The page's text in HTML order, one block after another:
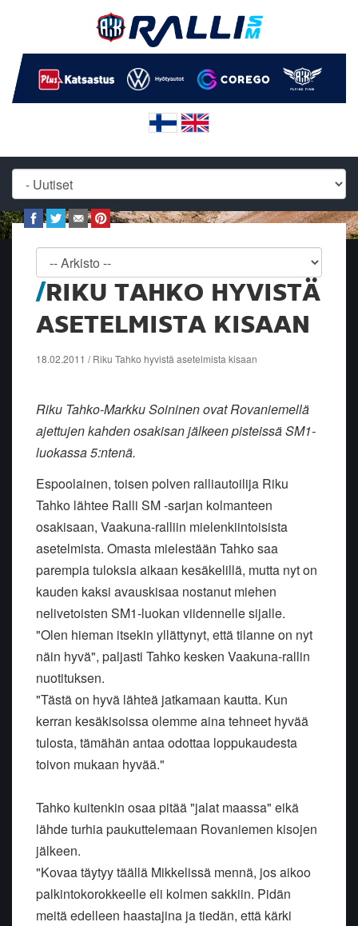
RIKU TAHKO HYVISTÄ
ASETELMISTA KISAAN
18.02.2011 / Riku Tahko hyvistä asetelmista kisaan
Riku Tahko-Markku Soininen ovat Rovaniemellä
ajettujen kahden osakisan jälkeen pisteissä SM1-
luokassa 5:ntenä.
Espoolainen, toisen polven ralliautoilija Riku
Tahko lähtee Ralli SM -sarjan kolmanteen
osakisaan, Vaakuna-ralliin mielenkiintoisista
asetelmista. Omasta mielestään Tahko saa
parempia tuloksia aikaan kesäkelillä, mutta nyt on
kauden kaksi avauskisaa nostanut miehen
nelivetoisten SM1-luokan viidennelle sijalle.
"Olen hieman itsekin yllättynyt, että tilanne on nyt
näin hyvä", paljasti Tahko kesken Vaakuna-rallin
nuotituksen.
"Tästä on hyvä lähteä jatkamaan kautta. Kun
kerran kesäkisoissa olemme aina tehneet hyvää
tulosta, tämähän antaa odottaa loppukaudesta
toivon mukaan hyvää."
Tahko kuitenkin osaa pitää "jalat maassa" eikä
lähde turhia paukuttelemaan Rovaniemen kisojen
jälkeen.
"Kovaa täytyy täällä Mikkelissä mennä, jos aikoo
palkintokorokkeelle eli kolmen sakkiin. Pidän
meitä edelleen haastajina ja tiedän, että kärki